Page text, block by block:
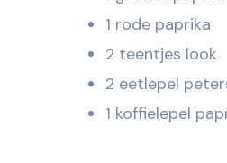
1 rode paprika
2 teentjes look
2 eetlepel
1 koffielepel